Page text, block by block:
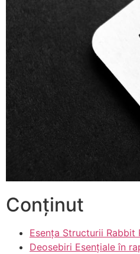
Conținut
Esența Structurii Rabbit
Deosebiri Esențiale în